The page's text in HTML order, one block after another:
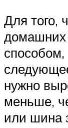
Для того,
домашних
нужно
меньше,
или шина